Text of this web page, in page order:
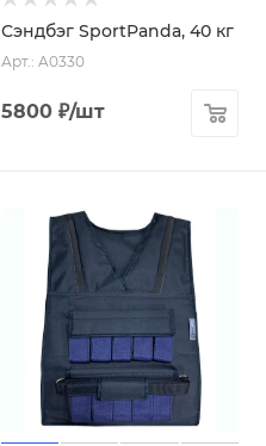
Сэндбэг SportPanda, 40 кг
Арт.: A0330
5800₽/шт